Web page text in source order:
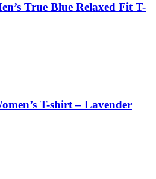
True Blue Relaxed Fit T-
T-shirt – Lavender